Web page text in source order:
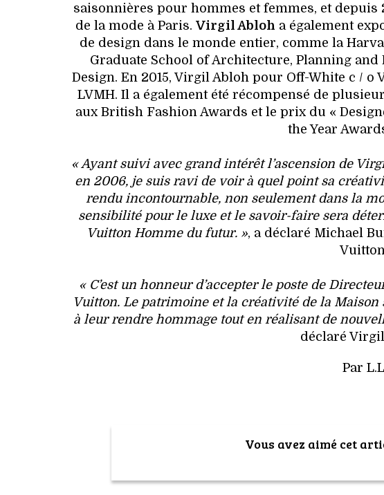
saisonnières pour hommes et femmes, et depuis
de la mode à Paris. Virgil Abloh a également
de design dans le monde entier, comme la
Graduate School of Architecture, Planning
Design. En 2015, Virgil Abloh pour Off-White c /
LVMH. Il a également été récompensé de
aux British Fashion Awards et le prix du «
the Year
« Ayant suivi avec grand intérêt l’ascension de
en 2006, je suis ravi de voir à quel point sa
rendu incontournable, non seulement dans la
sensibilité pour le luxe et le savoir-faire sera
Vuitton Homme du futur. », a déclaré Michael
« C’est un honneur d’accepter le poste de
Vuitton. Le patrimoine et la créativité de la
à leur rendre hommage tout en réalisant de
déclaré
Par L.L
Vous avez aimé cet